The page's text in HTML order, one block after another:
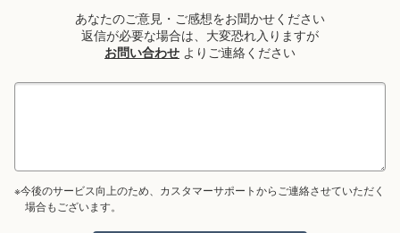
あなたのご意見・ご感想をお聞かせください
返信が必要な場合は、大変恐れ入りますが
お問い合わせ よりご連絡ください
※今後のサービス向上のため、カスタマーサポートからご連絡させていただく
場合もございます。